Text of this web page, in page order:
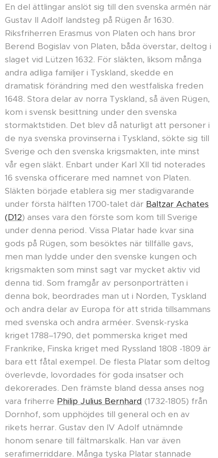
En del ättlingar anslöt sig till den svenska armén när
Gustav II Adolf landsteg på Rügen år 1630.
Riksfriherren Erasmus von Platen och hans bror
Berend Bogislav von Platen, båda överstar, deltog i
slaget vid Lützen 1632. För släkten, liksom många
andra adliga familjer i Tyskland, skedde en
dramatisk förändring med den westfaliska freden
1648. Stora delar av norra Tyskland, så även Rügen,
kom i svensk besittning under den svenska
stormaktstiden. Det blev då naturligt att personer i
de nya svenska provinserna i Tyskland, sökte sig till
Sverige och den svenska krigsmakten, inte minst
vår egen släkt. Enbart under Karl XII tid noterades
16 svenska officerare med namnet von Platen.
Släkten började etablera sig mer stadigvarande
under första hälften 1700-talet där Baltzar Achates
(D12) anses vara den förste som kom till Sverige
under denna period. Vissa Platar hade kvar sina
gods på Rügen, som besöktes när tillfälle gavs,
men man lydde under den svenske kungen och
krigsmakten som minst sagt var mycket aktiv vid
denna tid. Som framgår av personporträtten i
denna bok, beordrades man ut i Norden, Tyskland
och andra delar av Europa för att strida tillsammans
med svenska och andra arméer. Svensk-ryska
kriget 1788–1790, det pommerska kriget med
Frankrike, Finska kriget med Ryssland 1808 -1809 är
bara ett fåtal exempel. De flesta Platar som deltog
överlevde, lovordades för goda insatser och
dekorerades. Den främste bland dessa anses nog
vara friherre Philip Julius Bernhard (1732-1805) från
Dornhof, som upphöjdes till general och en av
rikets herrar. Gustav den IV Adolf utnämnde
honom senare till fältmarskalk. Han var även
serafimerriddare. Många tyska Platar stannade